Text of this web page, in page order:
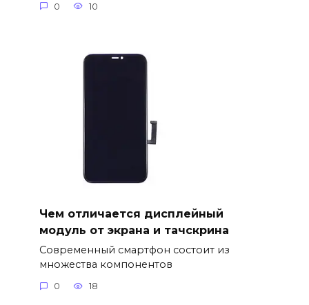
0 10
Чем отличается дисплейный
модуль от экрана и тачскрина
Современный смартфон состоит из
множества компонентов
0 18